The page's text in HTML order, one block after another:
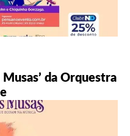
da Orquestra